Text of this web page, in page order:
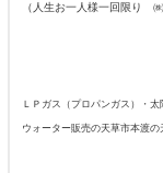
（人生お一人様一回限り
ＬＰガス（プロパンガス）・
ウォーター販売の天草市本渡の